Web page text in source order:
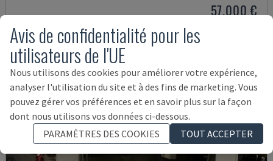
57.000 €
Avis de confidentialité pour les
utilisateurs de l'UE
Nous utilisons des cookies pour améliorer votre expérience,
analyser l'utilisation du site et à des fins de marketing. Vous
pouvez gérer vos préférences et en savoir plus sur la façon
dont nous utilisons vos données ci-dessous.
PARAMÈTRES DES COOKIES
TOUT ACCEPTER